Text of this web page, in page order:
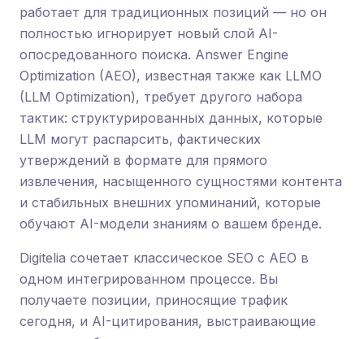
работает для традиционных позиций — но он
полностью игнорирует новый слой AI-
опосредованного поиска. Answer Engine
Optimization (AEO), известная также как LLMO
(LLM Optimization), требует другого набора
тактик: структурированных данных, которые
LLM могут распарсить, фактических
утверждений в формате для прямого
извлечения, насыщенного сущностями контента
и стабильных внешних упоминаний, которые
обучают AI-модели знаниям о вашем бренде.
Digitelia сочетает классическое SEO с AEO в
одном интегрированном процессе. Вы
получаете позиции, приносящие трафик
сегодня, и AI-цитирования, выстраивающие